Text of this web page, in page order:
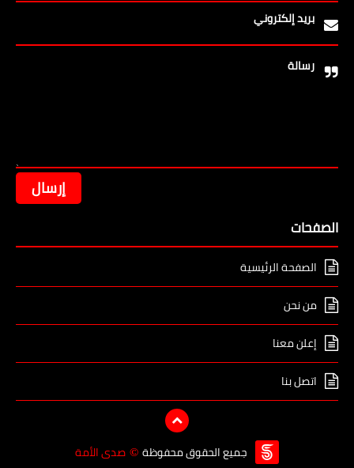
بريد إلكتروني
رسالة
الصفحات
الصفحة الرئيسية
من نحن
إعلن معنا
اتصل بنا
جميع الحقوق محفوظة © صدى الأمة